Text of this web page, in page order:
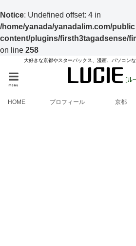
Notice: Undefined offset: 4 in
/home/yanada/yanadalim.com/
content/plugins/firsth3tagadsense/
on line 258
大好きな京都やスターバックス、漫画、パソコン
menu
HOME プロフィール 京都